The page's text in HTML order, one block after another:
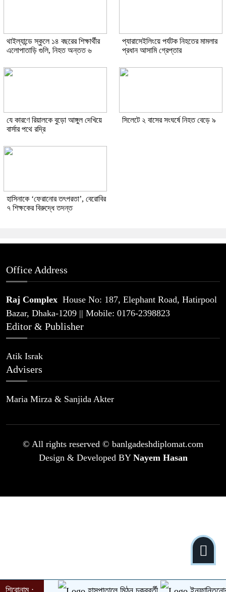
থাইল্যান্ডে স্কুলে ১৪ বছরের শিক্ষার্থীর
এলোপাতাড়ি গুলি, নিহত অন্তত ৬
প্যারাসেইলিংয়ে পর্যটক নিহতের মামলার
প্রধান আসামি গ্রেপ্তার
যে কারণে রিয়ালকে বুড়ো আঙ্গুল দেখিয়ে
বার্সার পথে রদ্রি
সিলেটে ২ বাসের সংঘর্ষে নিহত বেড়ে ৯
হাসিনাকে ‘ফেরানোর তৎপরতা’, বেরোবির
৭ শিক্ষকের বিরুদ্ধে তদন্ত
Office Address
Raj Complex House No: 187, Elephant Road, Hatirpool
Bazar, Dhaka-1209 || Mobile: 0176-2398823
Editor & Publisher
Atik Israk
Advisers
Maria Mirza & Sanjida Akter
© All rights reserved © banlgadeshdiplomat.com
Design & Developed BY Nayem Hasan
শিরোনাম :